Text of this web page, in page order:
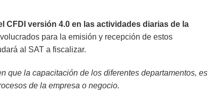
CFDI versión 4.0 en las actividades diarias de la
para la emisión y recepción de estos
al SAT a fiscalizar.
que la capacitación de los diferentes departamentos, es
de la empresa o negocio.